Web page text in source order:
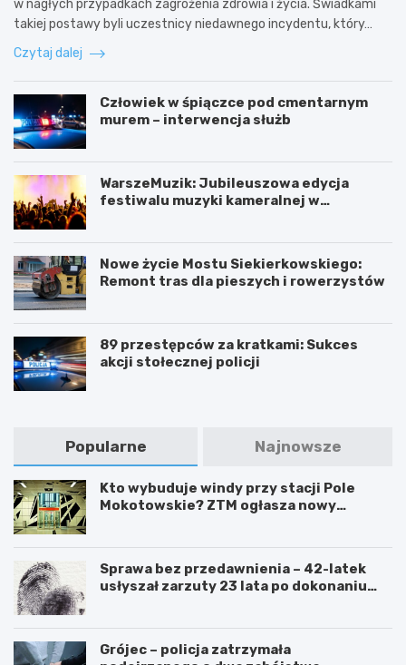
w nagłych przypadkach zagrożenia zdrowia i życia. Świadkami
takiej postawy byli uczestnicy niedawnego incydentu, który…
Czytaj dalej
Człowiek w śpiączce pod cmentarnym
murem – interwencja służb
WarszeMuzik: Jubileuszowa edycja
festiwalu muzyki kameralnej w
Nowe życie Mostu Siekierkowskiego:
Remont tras dla pieszych i rowerzystów
89 przestępców za kratkami: Sukces
akcji stołecznej policji
Popularne Najnowsze
Kto wybuduje windy przy stacji Pole
Mokotowskie? ZTM ogłasza nowy
Sprawa bez przedawnienia – 42-latek
usłyszał zarzuty 23 lata po dokonaniu
Grójec – policja zatrzymała